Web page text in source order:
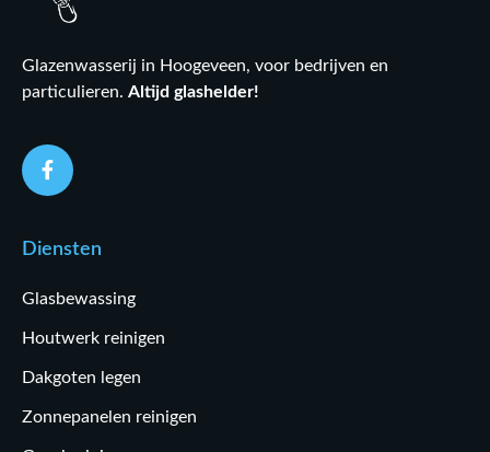
Glazenwasserij in Hoogeveen, voor bedrijven en
particulieren. Altijd glashelder!
Diensten
Glasbewassing
Houtwerk reinigen
Dakgoten legen
Zonnepanelen reinigen